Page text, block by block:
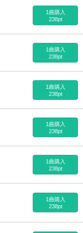
1曲購入
238pt
1曲購入
238pt
1曲購入
238pt
1曲購入
238pt
1曲購入
238pt
1曲購入
238pt